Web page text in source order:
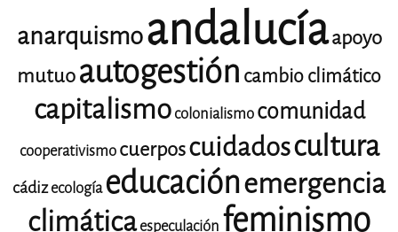
anarquismoandalucíaapoyo
mutuoautogestión cambio climático
capitalismocolonialismocomunidad
cooperativismocuerposcuidadoscultura
cádizecología educaciónemergencia
climáticaespeculación feminismo